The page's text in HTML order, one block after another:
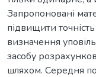
Запропоновані
підвищити точність
визначення
засобу
шляхом. Середня